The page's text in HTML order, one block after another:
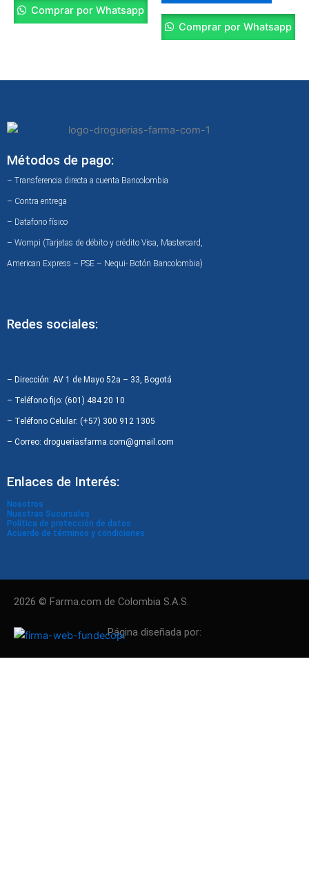
Comprar por Whatsapp
Comprar por Whatsapp
Métodos de pago:
– Transferencia directa a cuenta Bancolombia
– Contra entrega
– Datafono físico
– Wompi (Tarjetas de débito y crédito Visa, Mastercard,
American Express – PSE – Nequi- Botón Bancolombia)
Redes sociales:
c
e
b
o
s
t
a
g
m
a
t
s
a
– Dirección: AV 1 de Mayo 52a – 33, Bogotá
– Teléfono fijo: (601) 484 20 10
– Teléfono Celular: (+57) 300 912 1305
– Correo: drogueriasfarma.com@gmail.com
Enlaces de Interés:
Nosotros
Nuestras Sucursales
Política de protección de datos
Acuerdo de términos y condiciones
2026 © Farma.com de Colombia S.A.S.
Página diseñada por: